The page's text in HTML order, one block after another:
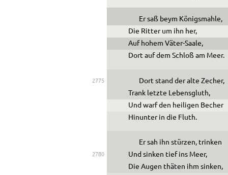
Er saß beym Königsmahle,
Die Ritter um ihn her,
Auf hohem Väter-Saale,
Dort auf dem Schloß am Meer.
2775
Dort stand der alte Zecher,
Trank letzte Lebensgluth,
Und warf den heiligen Becher
Hinunter in die Fluth.
Er sah ihn stürzen, trinken
2780
Und sinken tief ins Meer,
Die Augen thäten ihm sinken,